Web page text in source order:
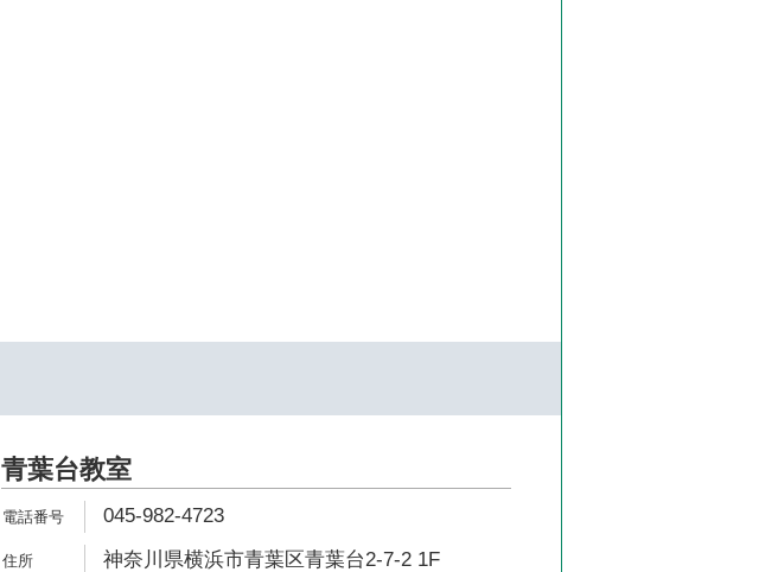
青葉台教室
045-982-4723
神奈川県横浜市青葉区青葉台2-7-2 1F